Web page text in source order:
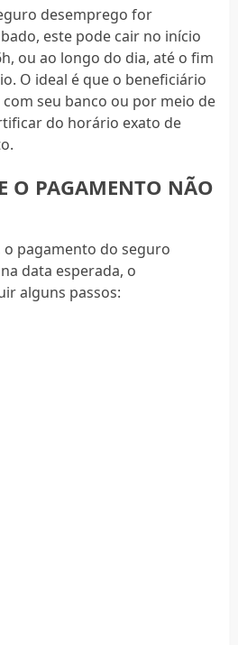
desemprego for
este pode cair no início
ou ao longo do dia, até o fim
O ideal é que o beneficiário
seu banco ou por meio de
do horário exato de
O PAGAMENTO NÃO
pagamento do seguro
data esperada, o
alguns passos: